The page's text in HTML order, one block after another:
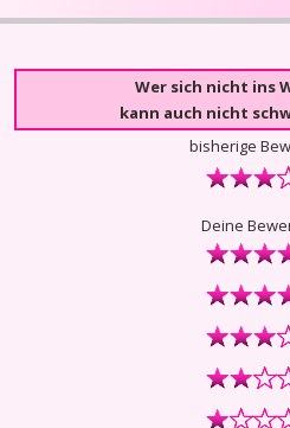
Wer sich nicht ins
kann auch nicht
bisherige
Deine